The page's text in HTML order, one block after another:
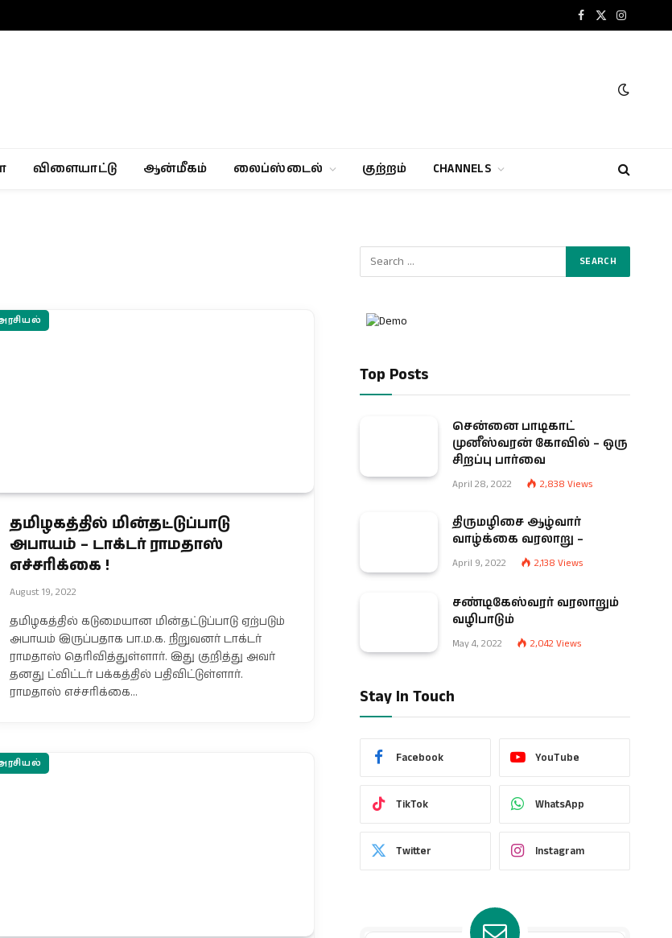
Facebook
X
Instagram
விளையாட்டு ஆன்மீகம் லைப்ஸ்டைல் குற்றம் CHANNELS
தமிழகத்தில் மின்தட்டுப்பாடு
அபாயம் – டாக்டர் ராமதாஸ்
எச்சரிக்கை !
August 19, 2022
தமிழகத்தில் கடுமையான மின்தட்டுப்பாடு ஏற்படும்
அபாயம் இருப்பதாக பா.ம.க. நிறுவனர் டாக்டர்
ராமதாஸ் தெரிவித்துள்ளார். இது குறித்து அவர்
தனது ட்விட்டர் பக்கத்தில் பதிவிட்டுள்ளார்.
ராமதாஸ் எச்சரிக்கை…
Top Posts
சென்னை பாடிகாட்
முனீஸ்வரன் கோவில் – ஒரு
சிறப்பு பார்வை
April 28, 2022 2,838 Views
திருமழிசை ஆழ்வார்
வாழ்க்கை வரலாறு –
April 9, 2022 2,138 Views
சண்டிகேஸ்வரர் வரலாறும்
வழிபாடும்
May 4, 2022 2,042 Views
Stay In Touch
Facebook YouTube
TikTok WhatsApp
Twitter Instagram